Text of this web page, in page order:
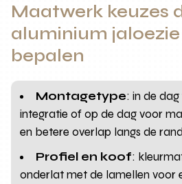
Maatwerk keuzes
aluminium
bepalen
Montagetype: in de
integratie of op de dag voor
en betere overlap langs de
Profiel en koof:
onderlat met de lamellen voor